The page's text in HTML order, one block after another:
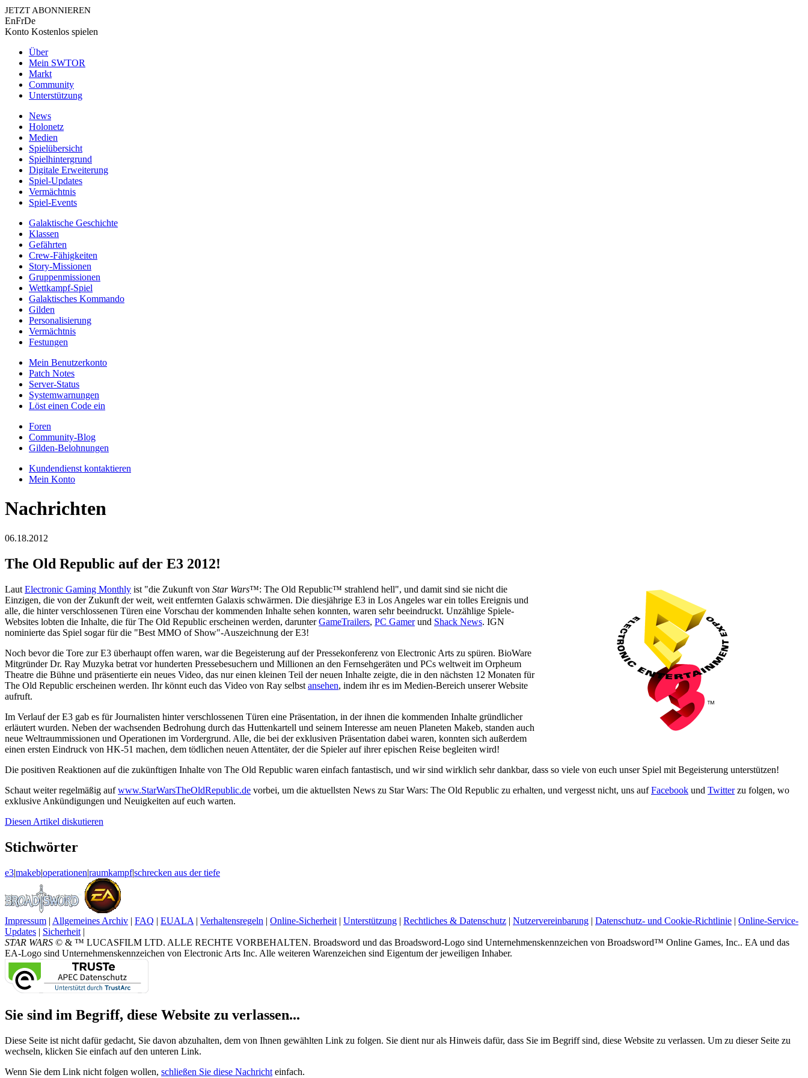
JETZT ABONNIEREN
EnFrDe
Konto Kostenlos spielen
Über
Mein SWTOR
Markt
Community
Unterstützung
News
Holonetz
Medien
Spielübersicht
Spielhintergrund
Digitale Erweiterung
Spiel-Updates
Vermächtnis
Spiel-Events
Galaktische Geschichte
Klassen
Gefährten
Crew-Fähigkeiten
Story-Missionen
Gruppenmissionen
Wettkampf-Spiel
Galaktisches Kommando
Gilden
Personalisierung
Vermächtnis
Festungen
Mein Benutzerkonto
Patch Notes
Server-Status
Systemwarnungen
Löst einen Code ein
Foren
Community-Blog
Gilden-Belohnungen
Kundendienst kontaktieren
Mein Konto
Nachrichten
06.18.2012
The Old Republic auf der E3 2012!
Laut Electronic Gaming Monthly ist "die Zukunft von Star Wars™: The Old Republic™ strahlend hell", und damit sind sie nicht die
Einzigen, die von der Zukunft der weit, weit entfernten Galaxis schwärmen. Die diesjährige E3 in Los Angeles war ein tolles Ereignis und
alle, die hinter verschlossenen Türen eine Vorschau der kommenden Inhalte sehen konnten, waren sehr beeindruckt. Unzählige Spiele-
Websites lobten die Inhalte, die für The Old Republic erscheinen werden, darunterGameTrailers, PC Gamerund Shack News. IGN
nominierte das Spiel sogar für die "Best MMO of Show"-Auszeichnung der E3!
Noch bevor die Tore zur E3 überhaupt offen waren, war die Begeisterung auf der Pressekonferenz von Electronic Arts zu spüren. BioWare
Mitgründer Dr. Ray Muzyka betrat vor hunderten Pressebesuchern und Millionen an den Fernsehgeräten und PCs weltweit im Orpheum
Theatre die Bühne und präsentierte ein neues Video, das nur einen kleinen Teil der neuen Inhalte zeigte, die in den nächsten 12 Monaten für
The Old Republic erscheinen werden. Ihr könnt euch das Video von Ray selbst ansehen, indem ihr es im Medien-Bereich unserer Website
aufruft.
Im Verlauf der E3 gab es für Journalisten hinter verschlossenen Türen eine Präsentation, in der ihnen die kommenden Inhalte gründlicher
erläutert wurden. Neben der wachsenden Bedrohung durch das Huttenkartell und seinem Interesse am neuen Planeten Makeb, standen auch
neue Weltraummissionen und Operationen im Vordergrund. Alle, die bei der exklusiven Präsentation dabei waren, konnten sich außerdem
einen ersten Eindruck von HK-51 machen, dem tödlichen neuen Attentäter, der die Spieler auf ihrer epischen Reise begleiten wird!
Die positiven Reaktionen auf die zukünftigen Inhalte von The Old Republic waren einfach fantastisch, und wir sind wirklich sehr dankbar, dass so viele von euch unser Spiel mit Begeisterung unterstützen!
Schaut weiter regelmäßig aufwww.StarWarsTheOldRepublic.de vorbei, um die aktuellsten News zu Star Wars: The Old Republic zu erhalten, und vergesst nicht, uns aufFacebook und Twitterzu folgen, wo
exklusive Ankündigungen und Neuigkeiten auf euch warten.
Diesen Artikel diskutieren
Stichwörter
e3|makeb|operationen|raumkampf|schrecken aus der tiefe
Impressum | Allgemeines Archiv | FAQ | EUALA | Verhaltensregeln | Online-Sicherheit | Unterstützung | Rechtliches & Datenschutz | Nutzervereinbarung | Datenschutz- und Cookie-Richtlinie | Online-Service-
Updates | Sicherheit |
STAR WARS © & ™ LUCASFILM LTD. ALLE RECHTE VORBEHALTEN. Broadsword und das Broadsword-Logo sind Unternehmenskennzeichen von Broadsword™ Online Games, Inc.. EA und das
EA-Logo sind Unternehmenskennzeichen von Electronic Arts Inc. Alle weiteren Warenzeichen sind Eigentum der jeweiligen Inhaber.
Sie sind im Begriff, diese Website zu verlassen...
Diese Seite ist nicht dafür gedacht, Sie davon abzuhalten, dem von Ihnen gewählten Link zu folgen. Sie dient nur als Hinweis dafür, dass Sie im Begriff sind, diese Website zu verlassen. Um zu dieser Seite zu
wechseln, klicken Sie einfach auf den unteren Link.
Wenn Sie dem Link nicht folgen wollen, schließen Sie diese Nachricht einfach.